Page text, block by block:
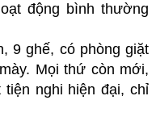
động bình thường
9 ghế, có phòng giặt
Mọi thứ còn mới,
nghi hiện đại, chỉ